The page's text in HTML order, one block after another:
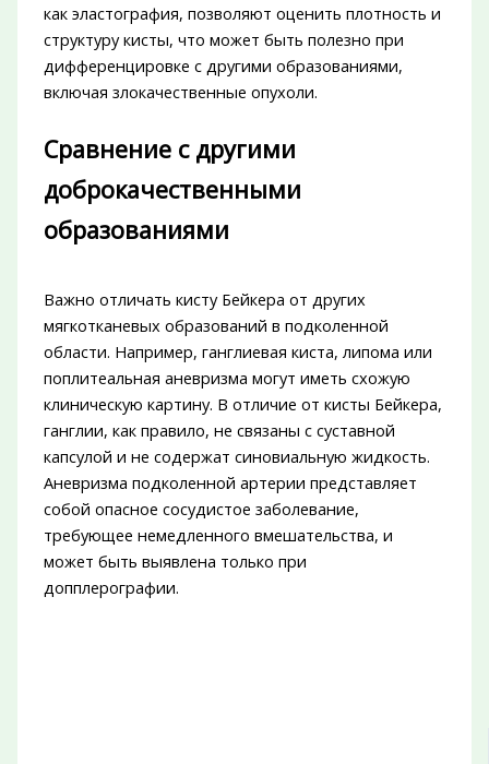
как эластография, позволяют оценить плотность и
структуру кисты, что может быть полезно при
дифференцировке с другими образованиями,
включая злокачественные опухоли.
Сравнение с другими
доброкачественными
образованиями
Важно отличать кисту Бейкера от других
мягкотканевых образований в подколенной
области. Например, ганглиевая киста, липома или
поплитеальная аневризма могут иметь схожую
клиническую картину. В отличие от кисты Бейкера,
ганглии, как правило, не связаны с суставной
капсулой и не содержат синовиальную жидкость.
Аневризма подколенной артерии представляет
собой опасное сосудистое заболевание,
требующее немедленного вмешательства, и
может быть выявлена только при
допплерографии.